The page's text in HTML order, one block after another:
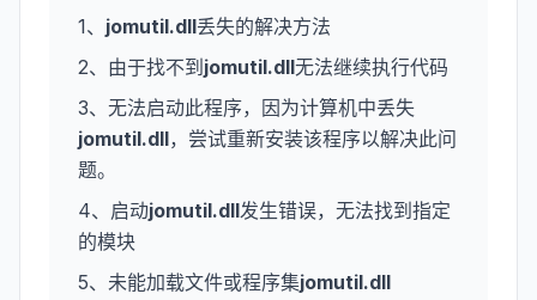
1、 jomutil.dll丢失的解决方法
2、由于找不到 jomutil.dll无法继续执行代码
3、无法启动此程序，因为计算机中丢失
jomutil.dll，尝试重新安装该程序以解决此问
题。
4、启动jomutil.dll发生错误，无法找到指定
的模块
5、未能加载文件或程序集jomutil.dll